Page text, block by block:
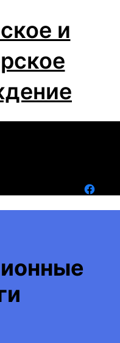
и
Facebook